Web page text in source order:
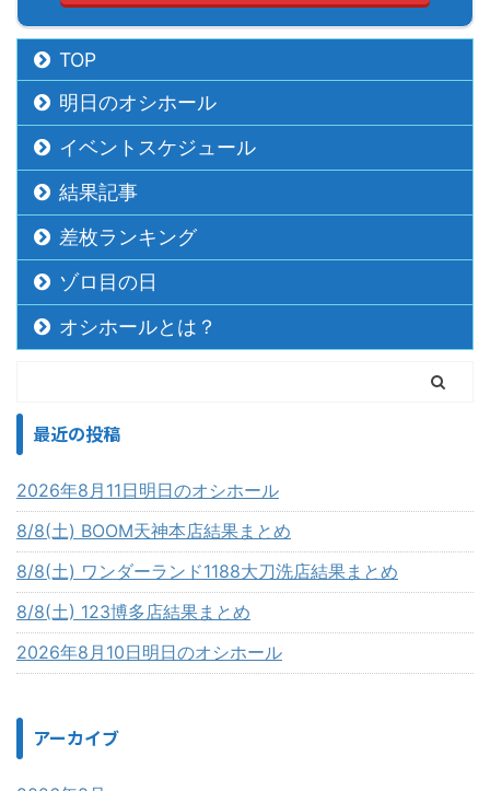
TOP
明日のオシホール
イベントスケジュール
結果記事
差枚ランキング
ゾロ目の日
オシホールとは？
最近の投稿
2026年8月11日明日のオシホール
8/8(土) BOOM天神本店結果まとめ
8/8(土) ワンダーランド1188大刀洗店結果まとめ
8/8(土) 123博多店結果まとめ
2026年8月10日明日のオシホール
アーカイブ